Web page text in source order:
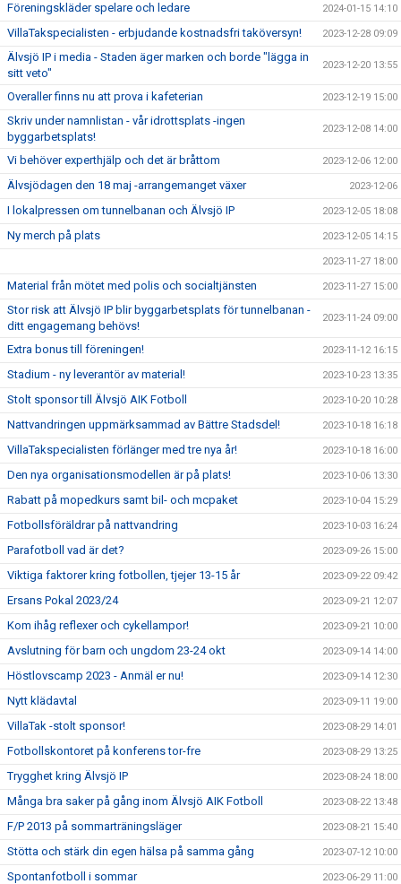
Föreningskläder spelare och ledare 2024-01-15 14:10
VillaTakspecialisten - erbjudande kostnadsfri taköversyn! 2023-12-28 09:09
Älvsjö IP i media - Staden äger marken och borde "lägga in
sitt veto"
2023-12-20 13:55
Overaller finns nu att prova i kafeterian 2023-12-19 15:00
Skriv under namnlistan - vår idrottsplats -ingen
byggarbetsplats!
2023-12-08 14:00
Vi behöver experthjälp och det är bråttom 2023-12-06 12:00
Älvsjödagen den 18 maj -arrangemanget växer 2023-12-06
I lokalpressen om tunnelbanan och Älvsjö IP 2023-12-05 18:08
Ny merch på plats 2023-12-05 14:15
2023-11-27 18:00
Material från mötet med polis och socialtjänsten 2023-11-27 15:00
Stor risk att Älvsjö IP blir byggarbetsplats för tunnelbanan -
ditt engagemang behövs!
2023-11-24 09:00
Extra bonus till föreningen! 2023-11-12 16:15
Stadium - ny leverantör av material! 2023-10-23 13:35
Stolt sponsor till Älvsjö AIK Fotboll 2023-10-20 10:28
Nattvandringen uppmärksammad av Bättre Stadsdel! 2023-10-18 16:18
VillaTakspecialisten förlänger med tre nya år! 2023-10-18 16:00
Den nya organisationsmodellen är på plats! 2023-10-06 13:30
Rabatt på mopedkurs samt bil- och mcpaket 2023-10-04 15:29
Fotbollsföräldrar på nattvandring 2023-10-03 16:24
Parafotboll vad är det? 2023-09-26 15:00
Viktiga faktorer kring fotbollen, tjejer 13-15 år 2023-09-22 09:42
Ersans Pokal 2023/24 2023-09-21 12:07
Kom ihåg reflexer och cykellampor! 2023-09-21 10:00
Avslutning för barn och ungdom 23-24 okt 2023-09-14 14:00
Höstlovscamp 2023 - Anmäl er nu! 2023-09-14 12:30
Nytt klädavtal 2023-09-11 19:00
VillaTak -stolt sponsor! 2023-08-29 14:01
Fotbollskontoret på konferens tor-fre 2023-08-29 13:25
Trygghet kring Älvsjö IP 2023-08-24 18:00
Många bra saker på gång inom Älvsjö AIK Fotboll 2023-08-22 13:48
F/P 2013 på sommarträningsläger 2023-08-21 15:40
Stötta och stärk din egen hälsa på samma gång 2023-07-12 10:00
Spontanfotboll i sommar 2023-06-29 11:00